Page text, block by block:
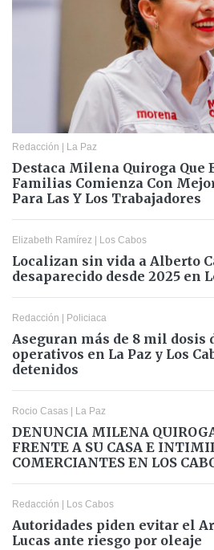
Redacción La Paz
Destaca Milena Quiroga Que
Familias Comienza Con
Para Las Y Los Trabajadores
Elizabeth Ramírez Los Cabos
Localizan sin vida a Alberto
desaparecido desde 2025 en
Redacción Policiaca
Aseguran más de 8 mil dosis
operativos en La Paz y Los
detenidos
Rocio Casas La Paz
DENUNCIA MILENA
FRENTE A SU CASA E
COMERCIANTES EN LOS
Redacción Los Cabos
Autoridades piden evitar el
Lucas ante riesgo por oleaje